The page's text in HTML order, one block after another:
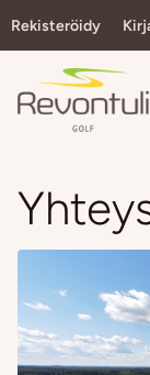
Rekisteröidy